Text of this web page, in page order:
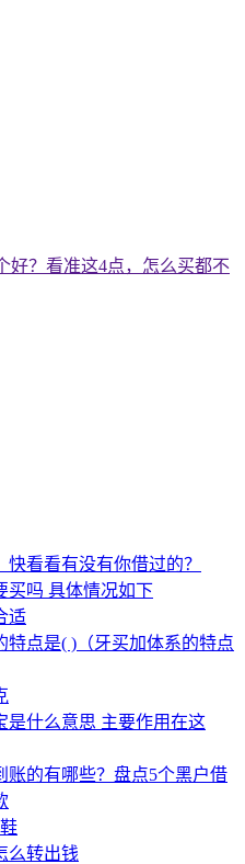
好？看准这4点，怎么买都不
看看有没有你借过的？
买吗 具体情况如下
适
特点是( )（牙买加体系的特点
是什么意思 主要作用在这
账的有哪些？盘点5个黑户借
么转出钱